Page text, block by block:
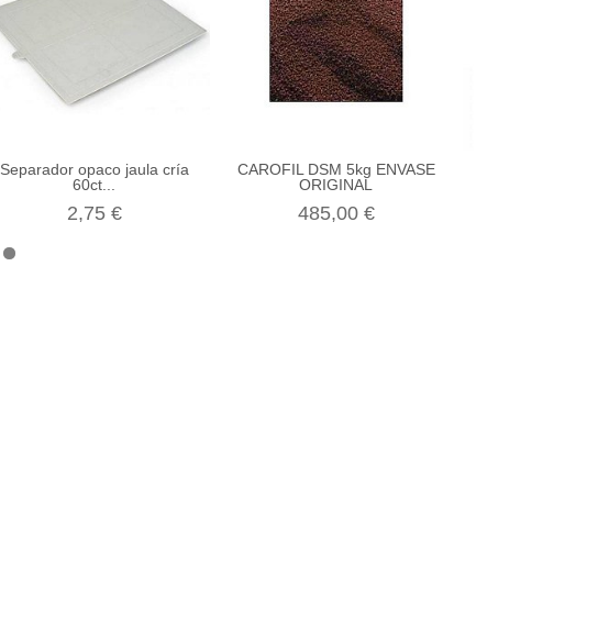
Separador opaco jaula cría
60ct...
2,75 €
CAROFIL DSM 5kg ENVASE
ORIGINAL
485,00 €